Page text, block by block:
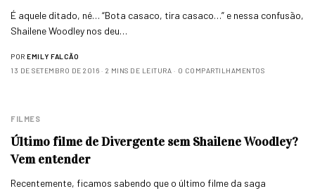
É aquele ditado, né… “Bota casaco, tira casaco…” e nessa confusão,
Shailene Woodley nos deu…
POR EMILY FALCÃO
13 DE SETEMBRO DE 2016
2 MINS DE LEITURA 0 COMPARTILHAMENTOS
FILMES
Último filme de Divergente sem Shailene Woodley?
Vem entender
Recentemente, ficamos sabendo que o último filme da saga